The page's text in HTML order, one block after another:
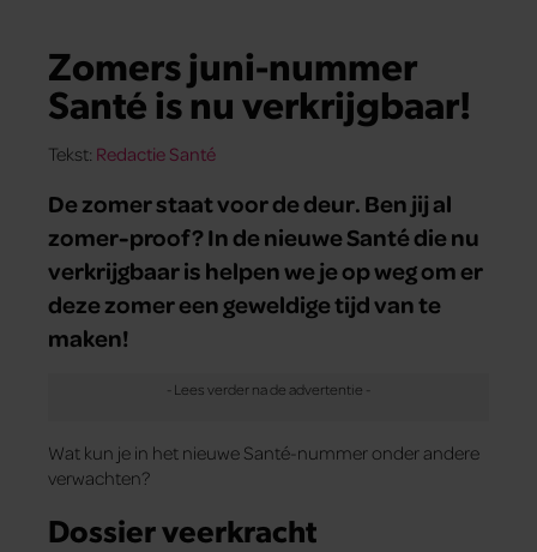
Zomers juni-nummer
Santé is nu verkrijgbaar!
Tekst: Redactie Santé
De zomer staat voor de deur. Ben jij al
zomer-proof? In de nieuwe Santé die nu
verkrijgbaar is helpen we je op weg om er
deze zomer een geweldige tijd van te
maken!
Wat kun je in het nieuwe Santé-nummer onder andere
verwachten?
Dossier veerkracht